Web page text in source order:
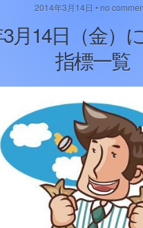
2014年3月14日 • no
月14日（金）
指標一覧